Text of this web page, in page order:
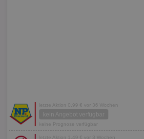
letzte Aktion 0,99 € vor 36 Wochen
kein Angebot verfügbar
keine Prognose verfügbar
letzte Aktion 1,49 € vor 3 Wochen